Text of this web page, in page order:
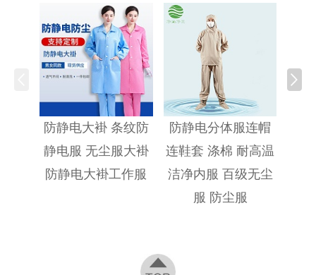
防静电大褂 条纹防
静电服 无尘服大褂
防静电大褂工作服
防静电分体服连帽
连鞋套 涤棉 耐高温
洁净内服 百级无尘
服 防尘服
防